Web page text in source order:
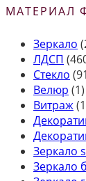
МАТЕРИАЛ
Зеркало
ЛДСП
Стекло
Велюр (1)
Витраж
Зеркало
Зеркало